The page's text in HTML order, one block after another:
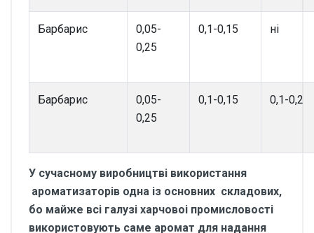
Барбарис
0,05-
0,25
0,1-0,15 ні
Барбарис
0,05-
0,25
0,1-0,15 0,1-0,2
У сучасному виробництві використання
ароматизаторів одна із основних складових,
бо майже всі галузі харчовоі промисловості
використовують саме аромат для надання